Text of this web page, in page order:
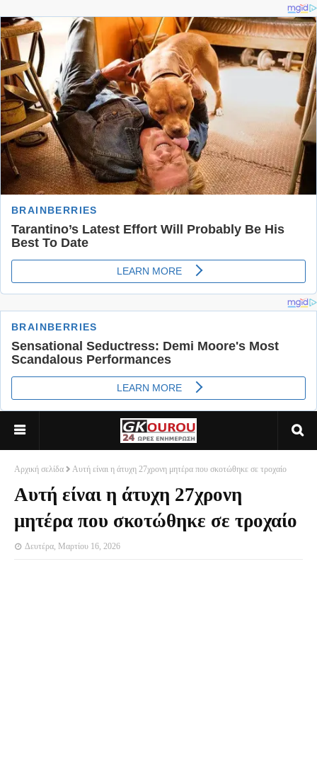
Αρχική σελίδα Αυτή είναι η άτυχη 27χρονη μητέρα που σκοτώθηκε σε τροχαίο
Αυτή είναι η άτυχη 27χρονη
μητέρα που σκοτώθηκε σε τροχαίο
Δευτέρα, Μαρτίου 16, 2026